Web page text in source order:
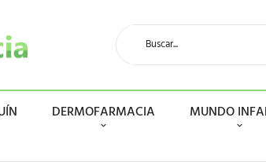
DERMOFARMACIA MUNDO